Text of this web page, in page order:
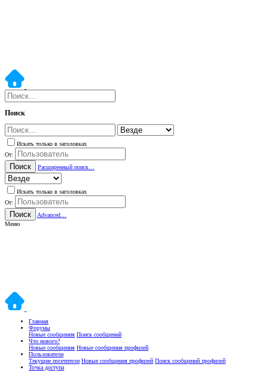
Поиск
Искать только в заголовках
От:
Поиск Расширенный поиск…
Искать только в заголовках
От:
Поиск
Advanced…
Меню
Главная
Форумы
Новые сообщения Поиск сообщений
Что нового?
Новые сообщения Новые сообщения профилей
Пользователи
Текущие посетители Новые сообщения профилей Поиск сообщений профилей
Точка доступа